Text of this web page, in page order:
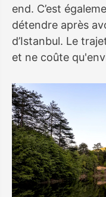
end. C’est
détendre après
d’Istanbul. Le
et ne coûte